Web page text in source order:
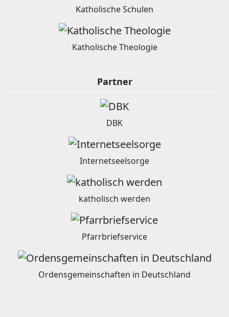
Katholische Schulen
Katholische Theologie
Partner
DBK
Internetseelsorge
katholisch werden
Pfarrbriefservice
Ordensgemeinschaften in Deutschland